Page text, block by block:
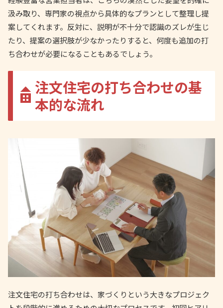
汲み取り、専門家の視点から具体的なプランとして整理し提
案してくれます。反対に、説明が不十分で認識のズレが生じ
たり、提案の選択肢が少なかったりすると、何度も追加の打
ち合わせが必要になることもあるでしょう。
注文住宅の打ち合わせの基
本的な流れ
注文住宅の打ち合わせは、家づくりという大きなプロジェク